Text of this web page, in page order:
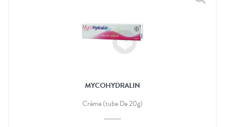
MYCOHYDRALIN
Crème (tube De 20g)